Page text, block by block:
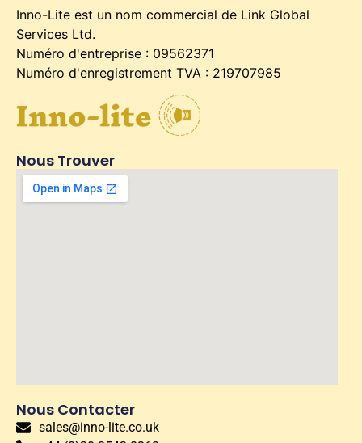
Inno-Lite est un nom commercial de Link Global
Services Ltd.
Numéro d'entreprise : 09562371
Numéro d'enregistrement TVA : 219707985
Nous Trouver
Nous Contacter
sales@inno-lite.co.uk